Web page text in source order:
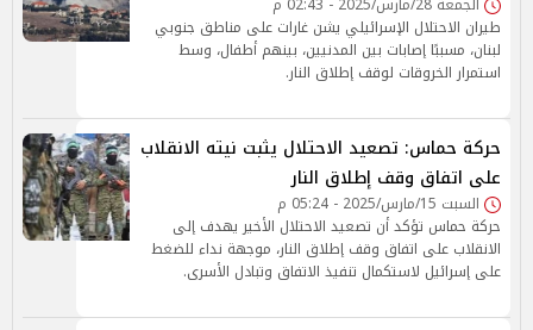
طيران الاحتلال الإسرائيلي يشن غارات على مناطق جنوبي
لبنان، مسببًا إصابات بين المدنيين، بينهم أطفال، وسط
استمرار الخروقات لوقف إطلاق النار.
حركة حماس: تصعيد الاحتلال يثبت نيته الانقلاب
على اتفاق وقف إطلاق النار
السبت 15/مارس/2025 - 05:24 م
حركة حماس تؤكد أن تصعيد الاحتلال الأخير يهدف إلى
الانقلاب على اتفاق وقف إطلاق النار، موجهة نداء للضغط
على إسرائيل لاستكمال تنفيذ الاتفاق وتبادل الأسرى.